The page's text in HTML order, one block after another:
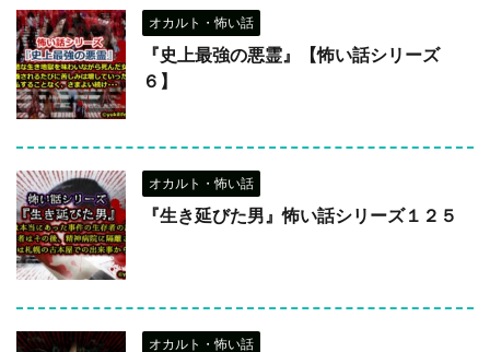
オカルト・怖い話
『史上最強の悪霊』【怖い話シリーズ
６】
オカルト・怖い話
『生き延びた男』怖い話シリーズ１２５
オカルト・怖い話